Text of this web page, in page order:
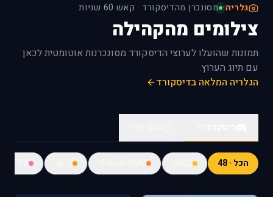
גלריה· מסונכרן מהדיסקורד · קאש 60 שניות
צילומים מהקהילה
תמונות שהועלו לערוצי הדיסקורד מסונכרנות אוטומטית לכאן
עם תיוג הערוץ.
הגלריה המלאה בדיסקורד
הכל · 48